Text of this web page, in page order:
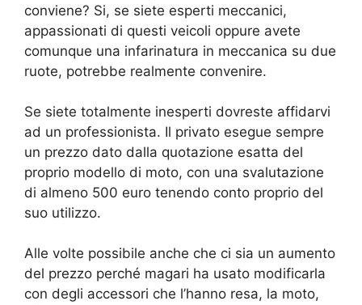
conviene? Si, se siete esperti meccanici,
appassionati di questi veicoli oppure avete
comunque una infarinatura in meccanica su due
ruote, potrebbe realmente convenire.
Se siete totalmente inesperti dovreste affidarvi
ad un professionista. Il privato esegue sempre
un prezzo dato dalla quotazione esatta del
proprio modello di moto, con una svalutazione
di almeno 500 euro tenendo conto proprio del
suo utilizzo.
Alle volte possibile anche che ci sia un aumento
del prezzo perché magari ha usato modificarla
con degli accessori che l’hanno resa, la moto,